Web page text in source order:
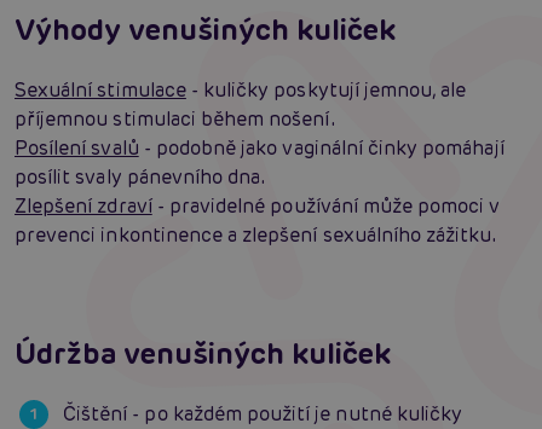
Výhody venušiných kuliček
Sexuální stimulace- kuličky poskytují jemnou, ale
příjemnou stimulaci během nošení.
Posílení svalů - podobně jako vaginální činky pomáhají
posílit svaly pánevního dna.
Zlepšení zdraví- pravidelné používání může pomoci v
prevenci inkontinence a zlepšení sexuálního zážitku.
Údržba venušiných kuliček
Čištění - po každém použití je nutné kuličky